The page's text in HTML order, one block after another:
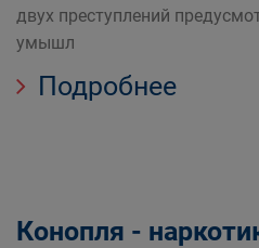
двух преступлений
умышл
Подробнее
Конопля -